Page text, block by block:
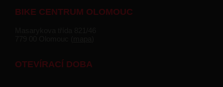
BIKE CENTRUM OLOMOUC
OTEVÍRACÍ DOBA